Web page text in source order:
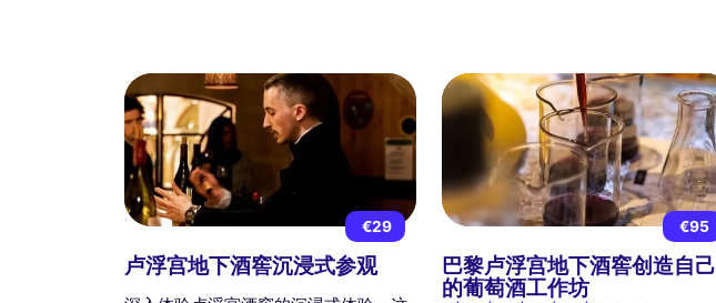
€29
卢浮宫地下酒窖沉浸式参观
€95
巴黎卢浮宫地下酒窖创造自己
的葡萄酒工作坊